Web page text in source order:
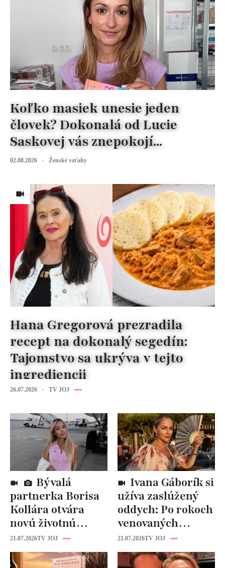
Koľko masiek unesie jeden
človek? Dokonalá od Lucie
Saskovej vás znepokojí...
02.08.2026 Ženské vzťahy
Hana Gregorová prezradila
recept na dokonalý segedín:
Tajomstvo sa ukrýva v tejto
ingrediencii
26.07.2026 TV JOJ
partnerka Borisa
Kollára otvára
novú životnú
kapitolu: Laura
Vizváryová ide
pomáhať ženám
21.07.2026TV JOJ
užíva zaslúžený
oddych: Po rokoch
venovaných
rodine prišiel čas
na seba
21.07.2026TV JOJ